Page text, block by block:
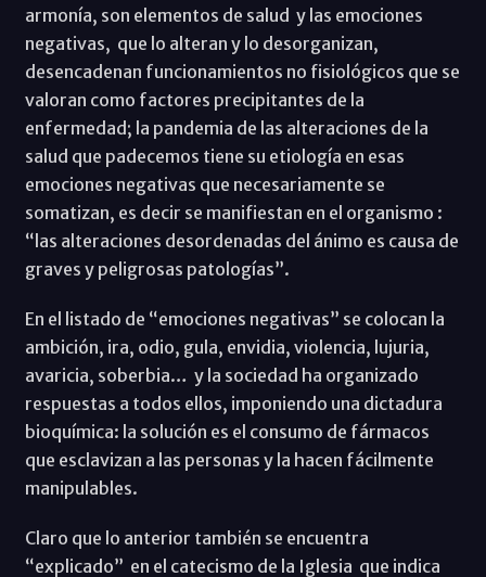
armonía, son elementos de salud y las emociones
negativas, que lo alteran y lo desorganizan,
desencadenan funcionamientos no fisiológicos que se
valoran como factores precipitantes de la
enfermedad; la pandemia de las alteraciones de la
salud que padecemos tiene su etiología en esas
emociones negativas que necesariamente se
somatizan, es decir se manifiestan en el organismo :
“las alteraciones desordenadas del ánimo es causa de
graves y peligrosas patologías”.
En el listado de “emociones negativas” se colocan la
ambición, ira, odio, gula, envidia, violencia, lujuria,
avaricia, soberbia… y la sociedad ha organizado
respuestas a todos ellos, imponiendo una dictadura
bioquímica: la solución es el consumo de fármacos
que esclavizan a las personas y la hacen fácilmente
manipulables.
Claro que lo anterior también se encuentra
“explicado” en el catecismo de la Iglesia que indica